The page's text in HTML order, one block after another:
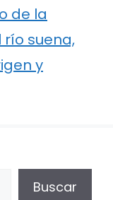
de la
río suena,
y
Buscar